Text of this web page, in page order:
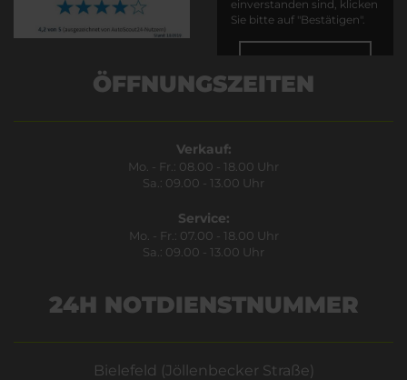
einverstanden sind, klicken
Sie bitte auf "Bestätigen".
ÖFFNUNGSZEITEN
Verkauf:
Mo. - Fr.: 08.00 - 18.00 Uhr
Sa.: 09.00 - 13.00 Uhr
Service:
Mo. - Fr.: 07.00 - 18.00 Uhr
Sa.: 09.00 - 13.00 Uhr
24H NOTDIENSTNUMMER
Bielefeld (Jöllenbecker Straße)